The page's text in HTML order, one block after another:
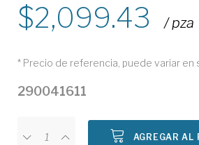
2,099.43 / pza
* Precio de referencia, puede variar en
290041611
AGREGAR AL